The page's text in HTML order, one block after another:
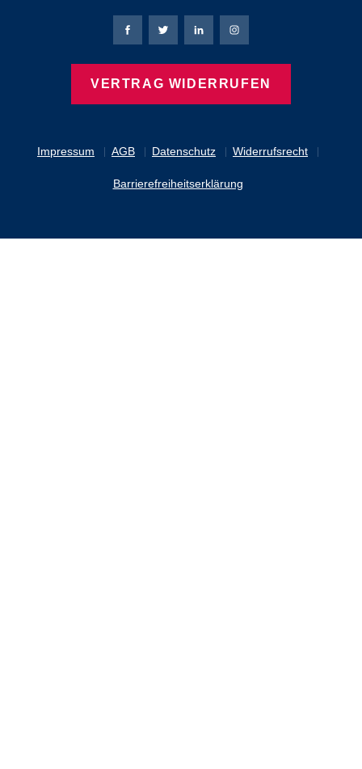
Impressum AGB Datenschutz Widerrufsrecht
Barrierefreiheitserklärung
Bierbaum-Proenen Facebook-Seite
Bierbaum-Proenen Twitter Seite
Bierbaum-Proenen LinkedIn
Bierbaum-Proenen
VERTRAG WIDERRUFEN